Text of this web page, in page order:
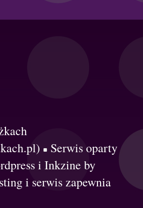
Serwis oparty
i Inkzine by
i serwis zapewnia